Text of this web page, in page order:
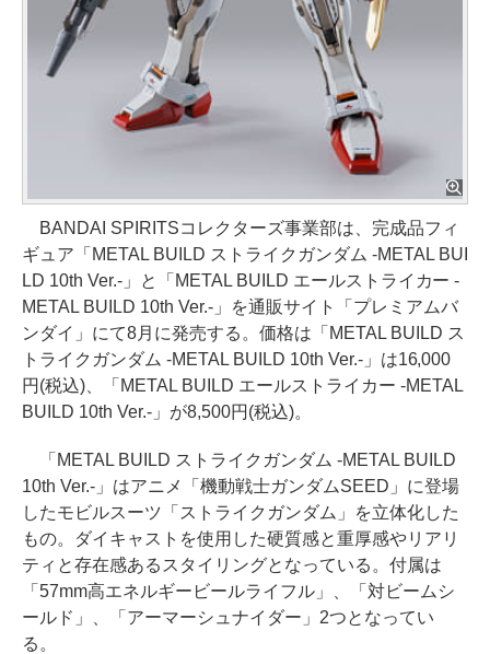
BANDAI SPIRITSコレクターズ事業部は、完成品フィ
ギュア「METAL BUILD ストライクガンダム -METAL BUI
LD 10th Ver.-」と「METAL BUILD エールストライカー -
METAL BUILD 10th Ver.-」を通販サイト「プレミアムバ
ンダイ」にて8月に発売する。価格は「METAL BUILD ス
トライクガンダム -METAL BUILD 10th Ver.-」は16,000
円(税込)、「METAL BUILD エールストライカー -METAL
BUILD 10th Ver.-」が8,500円(税込)。
「METAL BUILD ストライクガンダム -METAL BUILD
10th Ver.-」はアニメ「機動戦士ガンダムSEED」に登場
したモビルスーツ「ストライクガンダム」を立体化した
もの。ダイキャストを使用した硬質感と重厚感やリアリ
ティと存在感あるスタイリングとなっている。付属は
「57mm高エネルギービールライフル」、「対ビームシ
ールド」、「アーマーシュナイダー」2つとなってい
る。